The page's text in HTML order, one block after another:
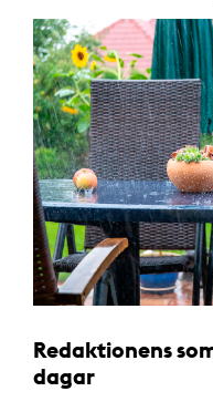
Redaktionens
dagar